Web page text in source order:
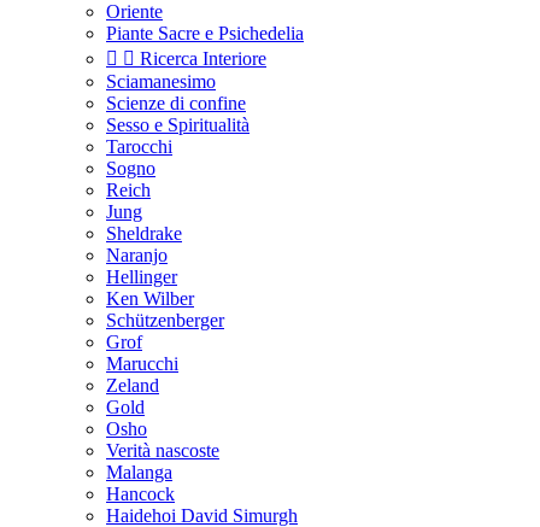
Oriente
Piante Sacre e Psichedelia
  Ricerca Interiore
Sciamanesimo
Scienze di confine
Sesso e Spiritualità
Tarocchi
Sogno
Reich
Jung
Sheldrake
Naranjo
Hellinger
Ken Wilber
Schützenberger
Grof
Marucchi
Zeland
Gold
Osho
Verità nascoste
Malanga
Hancock
Haidehoi David Simurgh